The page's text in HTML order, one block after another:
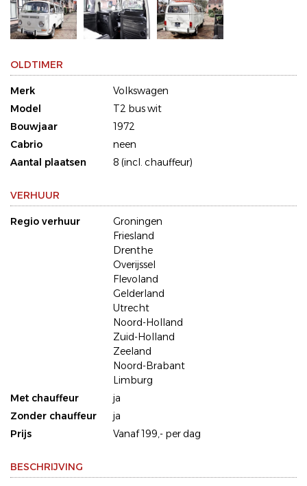
OLDTIMER
Merk
Volkswagen
Model
T2 bus wit
Bouwjaar
1972
Cabrio
neen
Aantal plaatsen
8 (incl. chauffeur)
VERHUUR
Regio verhuur
Groningen
Friesland
Drenthe
Overijssel
Flevoland
Gelderland
Utrecht
Noord-Holland
Zuid-Holland
Zeeland
Noord-Brabant
Limburg
Met chauffeur
ja
Zonder chauffeur
ja
Prijs
Vanaf 199,- per dag
BESCHRIJVING